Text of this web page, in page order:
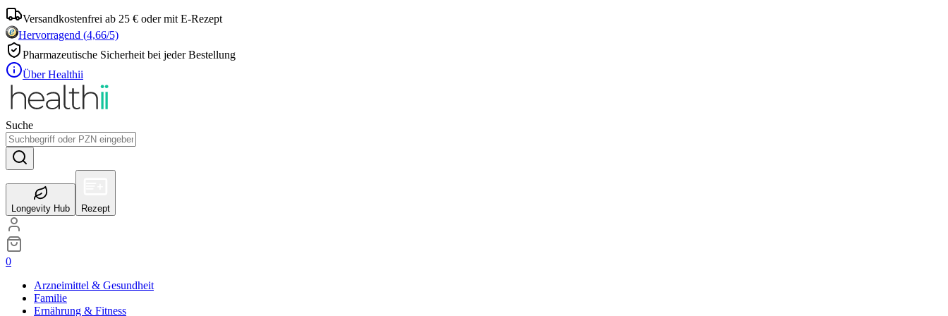
Versandkostenfrei ab 25 € oder mit E-Rezept
Hervorragend (4,66/5)
Pharmazeutische Sicherheit bei jeder Bestellung
Über Healthii
Suche
Longevity Hub Rezept
0
Arzneimittel & Gesundheit
Familie
Ernährung & Fitness